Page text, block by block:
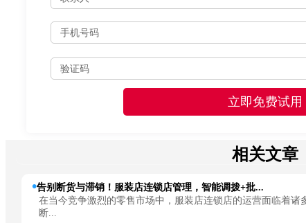
相关文章
告别断货与滞销！服装店连锁店管理，智能调拨+批...
在当今竞争激烈的零售市场中，服装店连锁店的运营面临着诸
断...